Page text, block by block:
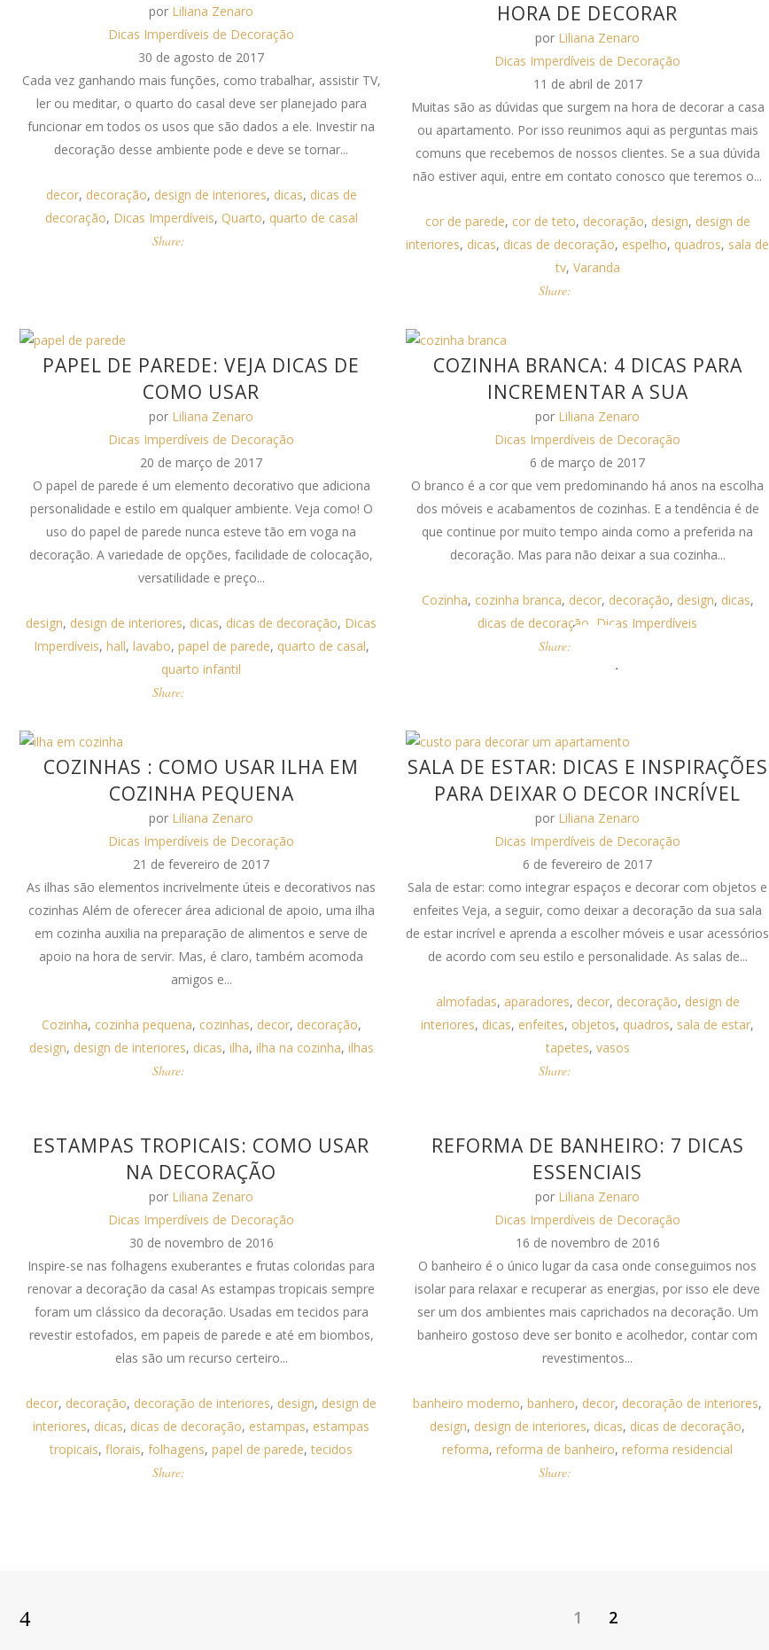
por Liliana Zenaro
Dicas Imperdíveis de Decoração
30 de agosto de 2017
Cada vez ganhando mais funções, como trabalhar, assistir TV,
ler ou meditar, o quarto do casal deve ser planejado para
funcionar em todos os usos que são dados a ele. Investir na
decoração desse ambiente pode e deve se tornar...
decor, decoração, design de interiores, dicas, dicas de
decoração, Dicas Imperdíveis, Quarto, quarto de casal
Share:
HORA DE DECORAR
por Liliana Zenaro
Dicas Imperdíveis de Decoração
11 de abril de 2017
Muitas são as dúvidas que surgem na hora de decorar a casa
ou apartamento. Por isso reunimos aqui as perguntas mais
comuns que recebemos de nossos clientes. Se a sua dúvida
não estiver aqui, entre em contato conosco que teremos o...
cor de parede, cor de teto, decoração, design, design de
interiores, dicas, dicas de decoração, espelho, quadros, sala de
tv, Varanda
Share:
PAPEL DE PAREDE: VEJA DICAS DE
COMO USAR
por Liliana Zenaro
Dicas Imperdíveis de Decoração
20 de março de 2017
O papel de parede é um elemento decorativo que adiciona
personalidade e estilo em qualquer ambiente. Veja como! O
uso do papel de parede nunca esteve tão em voga na
decoração. A variedade de opções, facilidade de colocação,
versatilidade e preço...
design, design de interiores, dicas, dicas de decoração, Dicas
Imperdíveis, hall, lavabo, papel de parede, quarto de casal,
quarto infantil
Share:
COZINHA BRANCA: 4 DICAS PARA
INCREMENTAR A SUA
por Liliana Zenaro
Dicas Imperdíveis de Decoração
6 de março de 2017
O branco é a cor que vem predominando há anos na escolha
dos móveis e acabamentos de cozinhas. E a tendência é de
que continue por muito tempo ainda como a preferida na
decoração. Mas para não deixar a sua cozinha...
Cozinha, cozinha branca, decor, decoração, design, dicas,
dicas de decoração Dicas Imperdíveis
Share:
COZINHAS : COMO USAR ILHA EM
COZINHA PEQUENA
por Liliana Zenaro
Dicas Imperdíveis de Decoração
21 de fevereiro de 2017
As ilhas são elementos incrivelmente úteis e decorativos nas
cozinhas Além de oferecer área adicional de apoio, uma ilha
em cozinha auxilia na preparação de alimentos e serve de
apoio na hora de servir. Mas, é claro, também acomoda
amigos e...
Cozinha, cozinha pequena, cozinhas, decor, decoração,
design, design de interiores, dicas, ilha, ilha na cozinha, ilhas
Share:
SALA DE ESTAR: DICAS E INSPIRAÇÕES
PARA DEIXAR O DECOR INCRÍVEL
por Liliana Zenaro
Dicas Imperdíveis de Decoração
6 de fevereiro de 2017
Sala de estar: como integrar espaços e decorar com objetos e
enfeites Veja, a seguir, como deixar a decoração da sua sala
de estar incrível e aprenda a escolher móveis e usar acessórios
de acordo com seu estilo e personalidade. As salas de...
almofadas, aparadores, decor, decoração, design de
interiores, dicas, enfeites, objetos, quadros, sala de estar,
tapetes, vasos
Share:
ESTAMPAS TROPICAIS: COMO USAR
NA DECORAÇÃO
por Liliana Zenaro
Dicas Imperdíveis de Decoração
30 de novembro de 2016
Inspire-se nas folhagens exuberantes e frutas coloridas para
renovar a decoração da casa! As estampas tropicais sempre
foram um clássico da decoração. Usadas em tecidos para
revestir estofados, em papeis de parede e até em biombos,
elas são um recurso certeiro...
decor, decoração, decoração de interiores, design, design de
interiores, dicas, dicas de decoração, estampas, estampas
tropicais,florais,folhagens,papel de parede,tecidos
Share:
REFORMA DE BANHEIRO: 7 DICAS
ESSENCIAIS
por Liliana Zenaro
Dicas Imperdíveis de Decoração
16 de novembro de 2016
O banheiro é o único lugar da casa onde conseguimos nos
isolar para relaxar e recuperar as energias, por isso ele deve
ser um dos ambientes mais caprichados na decoração. Um
banheiro gostoso deve ser bonito e acolhedor, contar com
revestimentos...
banheiro moderno,banhero, decor, decoração de interiores,
design, design de interiores, dicas, dicas de decoração,
reforma,reforma de banheiro,reforma residencial
Share:
1 2